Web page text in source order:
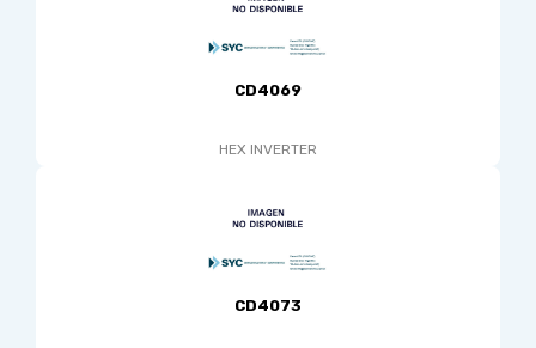
CD4069
HEX INVERTER
CD4073